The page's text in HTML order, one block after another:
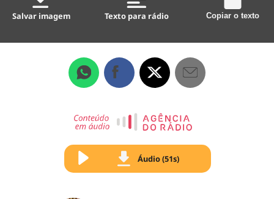
Salvar imagem Texto para rádio Copiar o texto
Áudio (51s)